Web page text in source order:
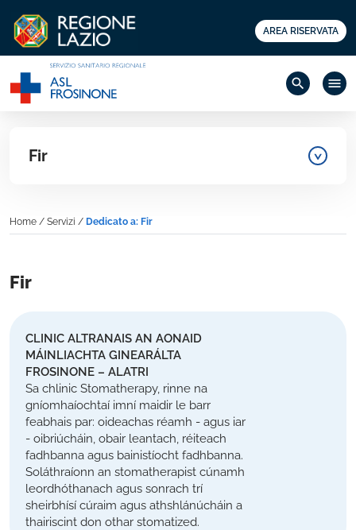
AREA RISERVATA
search menu
Fir
Home / Servizi / Dedicato a: Fir
Fir
CLINIC ALTRANAIS AN AONAID
MÁINLIACHTA GINEARÁLTA
FROSINONE – ALATRI
Sa chlinic Stomatherapy, rinne na
gníomhaíochtaí imní maidir le barr
feabhais par: oideachas réamh - agus iar
- oibriúcháin, obair leantach, réiteach
fadhbanna agus bainistíocht fadhbanna.
Soláthraíonn an stomatherapist cúnamh
leordhóthanach agus sonrach trí
sheirbhísí cúraim agus athshlánúcháin a
thairiscint don othar stomatized.